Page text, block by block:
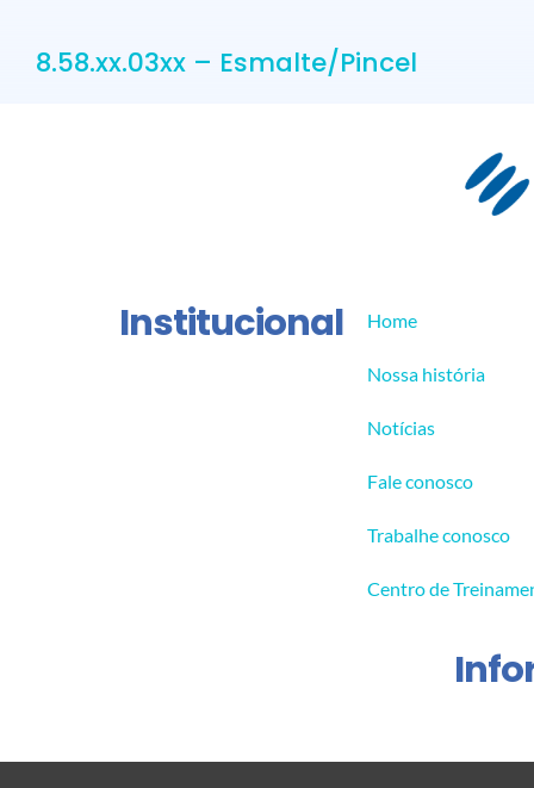
8.58.xx.03xx – Esmalte/Pincel
Institucional Home
Nossa história
Notícias
Fale conosco
Trabalhe conosco
Centro de